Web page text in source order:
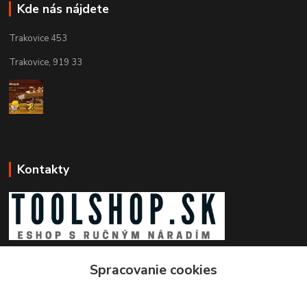
Kde nás nájdete
Trakovice 453
Trakovice, 919 33
Kontakty
+421 903 204 273Spracovanie cookies